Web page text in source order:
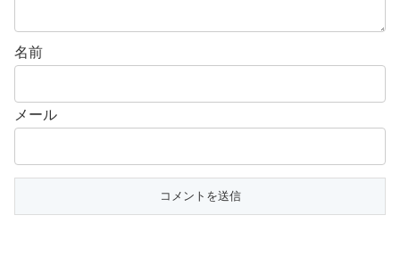
名前
メール